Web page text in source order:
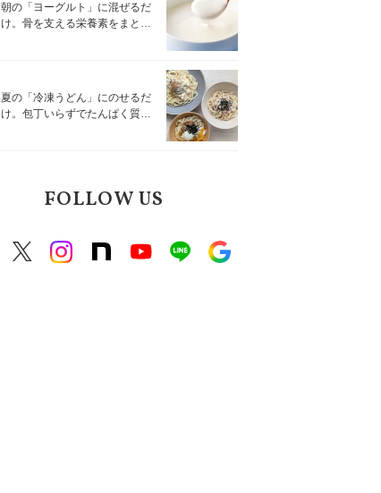
朝の「ヨーグルト」に混ぜるだ
け。骨を支える栄養素をまとめ
夏の「冷凍うどん」にのせるだ
け。包丁いらずでたんぱく質を
FOLLOW US
FacebookX（旧twitter）
instagram
note Youtubeline